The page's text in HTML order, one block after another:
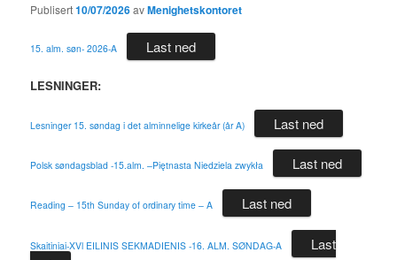
Publisert10/07/2026avMenighetskontoret
15. alm. søn- 2026-A Last ned
LESNINGER:
Lesninger 15. søndag i det alminnelige kirkeår (år A) Last ned
Polsk søndagsblad -15.alm. –Piętnasta Niedziela zwykła Last ned
Reading – 15th Sunday of ordinary time – A Last ned
Skaitiniai-XVl EILINIS SEKMADIENIS -16. ALM. SØNDAG-A
Last